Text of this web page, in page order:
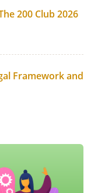
200 Club 2026
Framework and